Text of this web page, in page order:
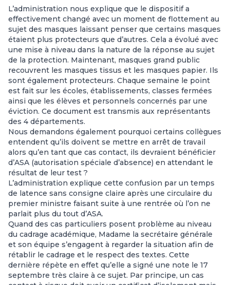
L’administration nous explique que le dispositif a
effectivement changé avec un moment de flottement au
sujet des masques laissant penser que certains masques
étaient plus protecteurs que d’autres. Cela a évolué avec
une mise à niveau dans la nature de la réponse au sujet
de la protection. Maintenant, masques grand public
recouvrent les masques tissus et les masques papier. Ils
sont également protecteurs. Chaque semaine le point
est fait sur les écoles, établissements, classes fermées
ainsi que les élèves et personnels concernés par une
éviction. Ce document est transmis aux représentants
des 4 départements.
Nous demandons également pourquoi certains collègues
entendent qu’ils doivent se mettre en arrêt de travail
alors qu’en tant que cas contact, ils devraient bénéficier
d’ASA (autorisation spéciale d’absence) en attendant le
résultat de leur test ?
L’administration explique cette confusion par un temps
de latence sans consigne claire après une circulaire du
premier ministre faisant suite à une rentrée où l’on ne
parlait plus du tout d’ASA.
Quand des cas particuliers posent problème au niveau
du cadrage académique, Madame la secrétaire générale
et son équipe s’engagent à regarder la situation afin de
rétablir le cadrage et le respect des textes. Cette
dernière répète en effet qu’elle a signé une note le 17
septembre très claire à ce sujet. Par principe, un cas